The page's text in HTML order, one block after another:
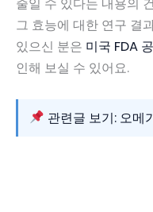
그 효능에 대한 연구 결
있으신 분은 미국 FDA
인해 보실 수 있어요.
관련글 보기: 오메